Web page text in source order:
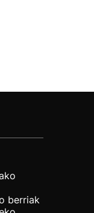
berriak